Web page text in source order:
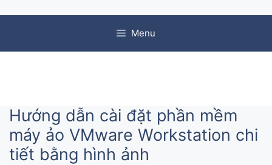
Menu
Hướng dẫn cài đặt phần mềm
máy ảo VMware Workstation chi
tiết bằng hình ảnh